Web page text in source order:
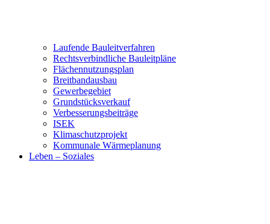
Laufende Bauleitverfahren
Rechtsverbindliche Bauleitpläne
Flächennutzungsplan
Breitbandausbau
Gewerbegebiet
Grundstücksverkauf
Verbesserungsbeiträge
ISEK
Klimaschutzprojekt
Kommunale Wärmeplanung
Leben – Soziales